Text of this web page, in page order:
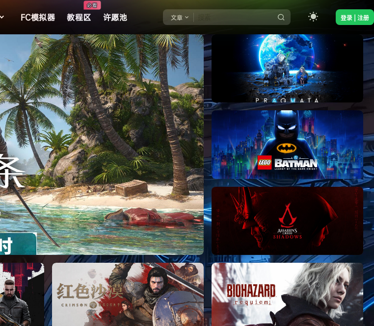
FC模拟器 教程区
必看
许愿池 文章 登录 | 注册
Black Flag Resynced
007 初露锋芒（007 First Light
《识质存在/PRAGMATA》免安装中文版
《乐高蝙蝠侠：黑暗骑士之遗/LEGO
Batman: Legacy of the Dark Knight》
免安装中文版
《刺客信条：影/Assassin’s Creed
Shadows》免安装版，非虚拟机